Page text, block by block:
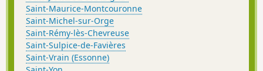
Saint-Maurice-Montcouronne
Saint-Michel-sur-Orge
Saint-Rémy-lès-Chevreuse
Saint-Sulpice-de-Favières
Saint-Vrain (Essonne)